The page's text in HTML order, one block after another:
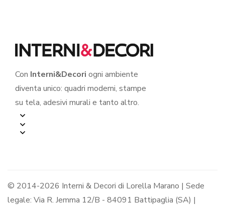
Con Interni&Decori ogni ambiente
diventa unico: quadri moderni, stampe
su tela, adesivi murali e tanto altro.
© 2014-2026 Interni & Decori di Lorella Marano | Sede
legale: Via R. Jemma 12/B - 84091 Battipaglia (SA) |